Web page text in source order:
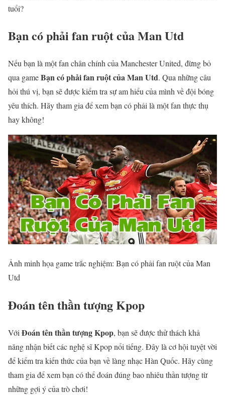
tuổi?
Bạn có phải fan ruột của Man Utd
Nếu bạn là một fan chân chính của Manchester United, đừng bỏ
qua gameBạn có phải fan ruột của Man Utd. Qua những câu
hỏi thú vị, bạn sẽ được kiểm tra sự am hiểu của mình về đội bóng
yêu thích. Hãy tham gia để xem bạn có phải là một fan thực thụ
hay không!
Ảnh minh họa game trắc nghiệm: Bạn có phải fan ruột của Man
Utd
Đoán tên thần tượng Kpop
Với Đoán tên thần tượng Kpop, bạn sẽ được thử thách khả
năng nhận biết các nghệ sĩ Kpop nổi tiếng. Đây là cơ hội tuyệt vời
để kiểm tra kiến thức của bạn về làng nhạc Hàn Quốc. Hãy cùng
tham gia để xem bạn có thể đoán đúng bao nhiêu thần tượng từ
những gợi ý của trò chơi!